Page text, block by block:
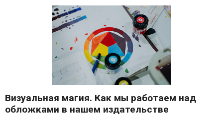
рубрики
Визуальная магия. Как мы работаем над
обложками в нашем издательстве